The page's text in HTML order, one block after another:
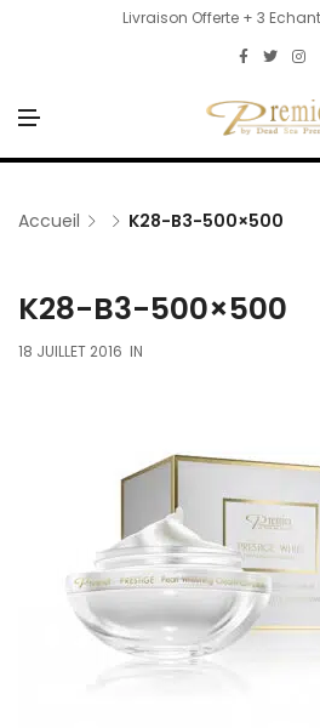
Livraison Offerte + 3
N
U
Accueil K28-B3-500×500
K28-B3-500×500
18 JUILLET 2016 IN